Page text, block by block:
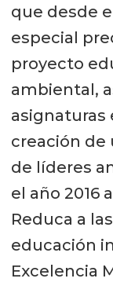
que desde
especial
proyecto
ambiental,
asignaturas
creación de
de líderes
el año 2016
Reduca a
educación
Excelencia